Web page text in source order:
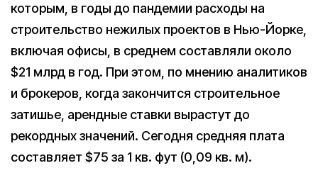
которым, в годы до пандемии расходы на
строительство нежилых проектов в Нью-Йорке,
включая офисы, в среднем составляли около
$21 млрд в год. При этом, по мнению аналитиков
и брокеров, когда закончится строительное
затишье, арендные ставки вырастут до
рекордных значений. Сегодня средняя плата
составляет $75 за 1 кв. фут (0,09 кв. м).